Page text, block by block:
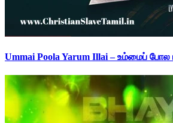
Ummai Poola Yarum Illai – உம்மைப்